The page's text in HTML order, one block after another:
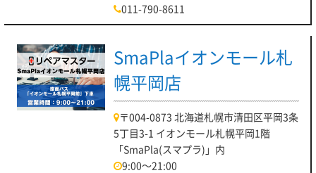
011-790-8611
SmaPlaイオンモール札
幌平岡店
〒004-0873 北海道札幌市清田区平岡3条
5丁目3-1 イオンモール札幌平岡1階
「SmaPla(スマプラ)」内
9:00～21:00